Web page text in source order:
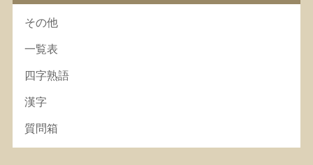
その他
一覧表
四字熟語
漢字
質問箱